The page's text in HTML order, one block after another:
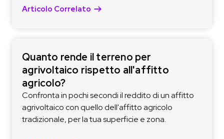
Articolo Correlato
Quanto rende il terreno per
agrivoltaico rispetto all'affitto
agricolo?
Confronta in pochi secondi il reddito di un affitto
agrivoltaico con quello dell'affitto agricolo
tradizionale, per la tua superficie e zona.